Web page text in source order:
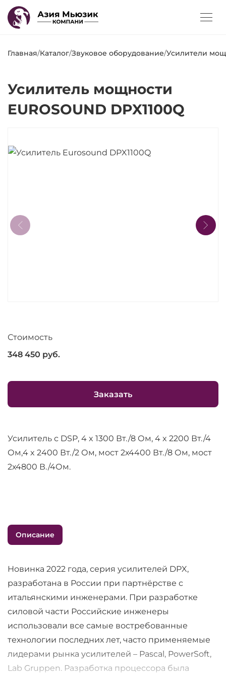
Главная/Каталог/Звуковое оборудование/Усилители
Усилитель мощности
EUROSOUND DPX1100Q
Стоимость
348 450 руб.
Заказать
Усилитель с DSP, 4 x 1300 Вт./8 Ом, 4 x 2200 Вт./4
Ом,4 x 2400 Вт./2 Ом, мост 2х4400 Вт./8 Ом, мост
2х4800 В./4Ом.
Описание
Новинка 2022 года, серия усилителей DPX,
разработана в России при партнёрстве с
итальянскими инженерами. При разработке
силовой части Российские инженеры
использовали все самые востребованные
технологии последних лет, часто применяемые
лидерами рынка усилителей – Pascal, PowerSoft,
Lab Gruppen. Разработка процессора была